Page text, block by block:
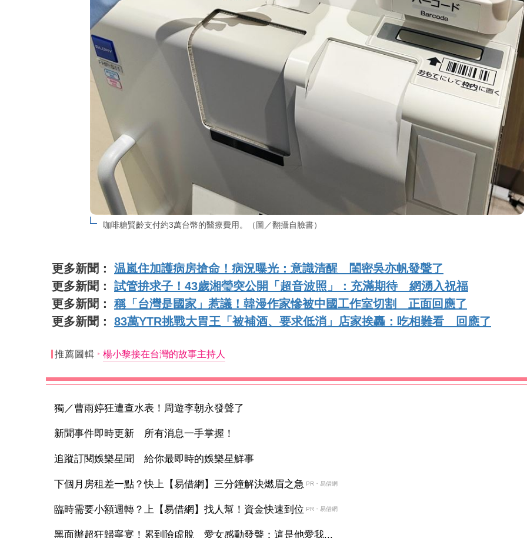
咖啡糖賢齡支付約3萬台幣的醫療費用。（圖／翻攝自臉書）
更多新聞： 温嵐住加護病房搶命！病況曝光：意識清醒 閨密吳亦帆發聲了
更多新聞： 試管拚求子！43歲湘瑩突公開「超音波照」：充滿期待 網湧入祝福
更多新聞： 稱「台灣是國家」惹議！韓漫作家慘被中國工作室切割 正面回應了
更多新聞： 83萬YTR挑戰大胃王「被補酒、要求低消」店家挨轟：吃相難看 回應了
推薦圖輯 楊小黎接在台灣的故事主持人
獨／曹雨婷狂遭查水表！周遊李朝永發聲了
新聞事件即時更新 所有消息一手掌握！
追蹤訂閱娛樂星聞 給你最即時的娛樂星鮮事
下個月房租差一點？快上【易借網】三分鐘解決燃眉之急 PR・易借網
臨時需要小額週轉？上【易借網】找人幫！資金快速到位 PR・易借網
黑面辦超狂歸寧宴！累到險虛脫 愛女感動發聲：這是他愛我...